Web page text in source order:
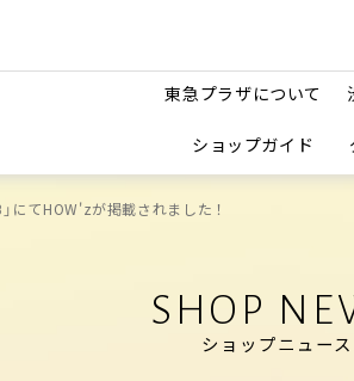
東急プラザについて
ショップガイド
にてHOW'zが掲載されました！
SHOP
ショップニュース